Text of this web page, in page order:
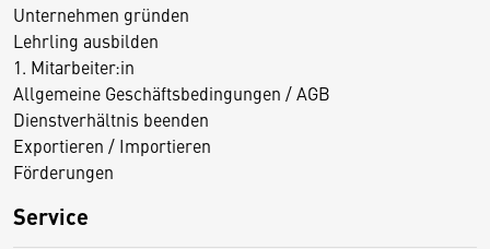
Unternehmen gründen
Lehrling ausbilden
1. Mitarbeiter:in
Allgemeine Geschäftsbedingungen / AGB
Dienstverhältnis beenden
Exportieren / Importieren
Förderungen
Service